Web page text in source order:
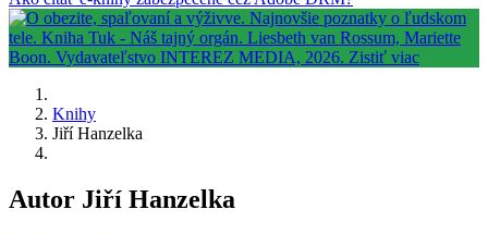
Knihy
Jiří Hanzelka
Autor Jiří Hanzelka